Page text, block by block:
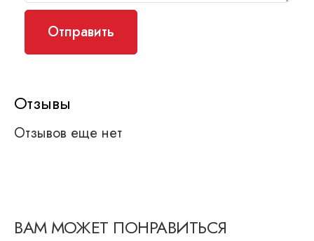
Отзывы
Отзывов еще нет
ВАМ МОЖЕТ ПОНРАВИТЬСЯ